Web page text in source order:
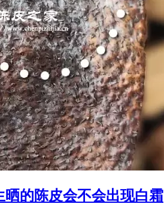
晒的陈皮会不会出现白霜